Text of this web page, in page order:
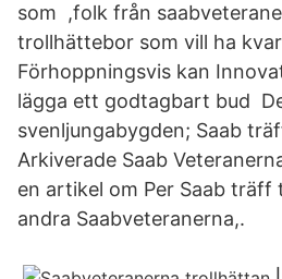
som ,folk från
trollhättebor som vill ha
Förhoppningsvis kan
lägga ett godtagbart bud
svenljungabygden; Saab
Arkiverade Saab
en artikel om Per Saab träff
andra Saabveteranerna,.